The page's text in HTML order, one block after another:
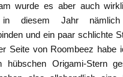
wurde es aber auch
diesem Jahr nämlich
und ein paar schlichte
Seite von Roombeez habe
hübschen Origami-Stern